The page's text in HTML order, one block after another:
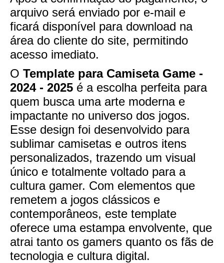
arquivo será enviado por e-mail e
ficará disponível para download na
área do cliente do site, permitindo
acesso imediato.
O Template para Camiseta Game -
2024 - 2025 é a escolha perfeita para
quem busca uma arte moderna e
impactante no universo dos jogos.
Esse design foi desenvolvido para
sublimar camisetas e outros itens
personalizados, trazendo um visual
único e totalmente voltado para a
cultura gamer. Com elementos que
remetem a jogos clássicos e
contemporâneos, este template
oferece uma estampa envolvente, que
atrai tanto os gamers quanto os fãs de
tecnologia e cultura digital.